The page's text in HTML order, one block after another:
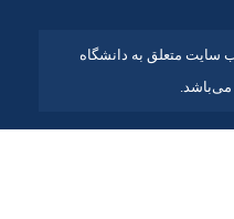
سایت متعلق به دانشگاه
می‌باشد.